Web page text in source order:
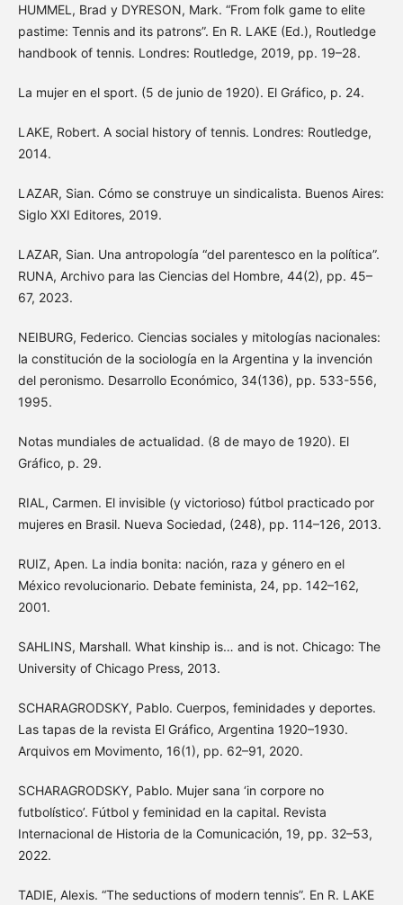
HUMMEL, Brad y DYRESON, Mark. “From folk game to elite
pastime: Tennis and its patrons”. En R. LAKE (Ed.), Routledge
handbook of tennis. Londres: Routledge, 2019, pp. 19–28.
La mujer en el sport. (5 de junio de 1920). El Gráfico, p. 24.
LAKE, Robert. A social history of tennis. Londres: Routledge,
2014.
LAZAR, Sian. Cómo se construye un sindicalista. Buenos Aires:
Siglo XXI Editores, 2019.
LAZAR, Sian. Una antropología “del parentesco en la política”.
RUNA, Archivo para las Ciencias del Hombre, 44(2), pp. 45–
67, 2023.
NEIBURG, Federico. Ciencias sociales y mitologías nacionales:
la constitución de la sociología en la Argentina y la invención
del peronismo. Desarrollo Económico, 34(136), pp. 533-556,
1995.
Notas mundiales de actualidad. (8 de mayo de 1920). El
Gráfico, p. 29.
RIAL, Carmen. El invisible (y victorioso) fútbol practicado por
mujeres en Brasil. Nueva Sociedad, (248), pp. 114–126, 2013.
RUIZ, Apen. La india bonita: nación, raza y género en el
México revolucionario. Debate feminista, 24, pp. 142–162,
2001.
SAHLINS, Marshall. What kinship is… and is not. Chicago: The
University of Chicago Press, 2013.
SCHARAGRODSKY, Pablo. Cuerpos, feminidades y deportes.
Las tapas de la revista El Gráfico, Argentina 1920–1930.
Arquivos em Movimento, 16(1), pp. 62–91, 2020.
SCHARAGRODSKY, Pablo. Mujer sana ‘in corpore no
futbolístico’. Fútbol y feminidad en la capital. Revista
Internacional de Historia de la Comunicación, 19, pp. 32–53,
2022.
TADIE, Alexis. “The seductions of modern tennis”. En R. LAKE